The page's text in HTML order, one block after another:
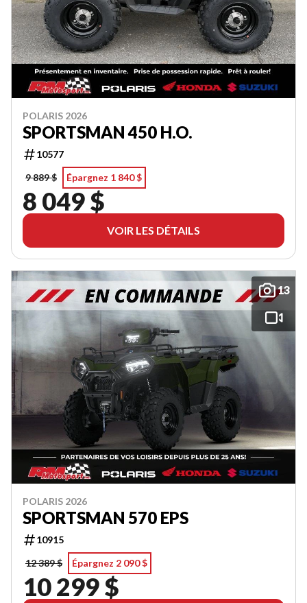
POLARIS 2026
SPORTSMAN 450 H.O.
10577
9 889 $
Épargnez 1 840 $
8 049 $
VOIR LES DÉTAILS
13
POLARIS 2026
SPORTSMAN 570 EPS
10915
12 389 $
Épargnez 2 090 $
10 299 $